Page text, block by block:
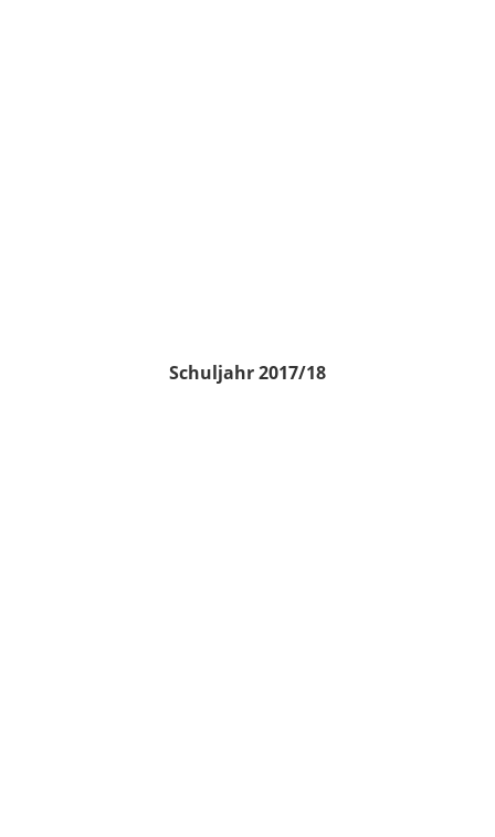
Schuljahr 2017/18